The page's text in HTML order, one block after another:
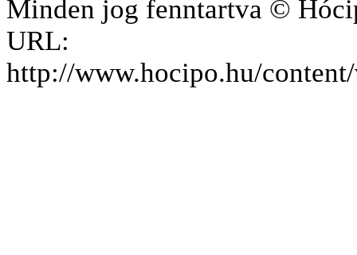
Minden jog fenntartva ©
URL:
http://www.hocipo.hu/